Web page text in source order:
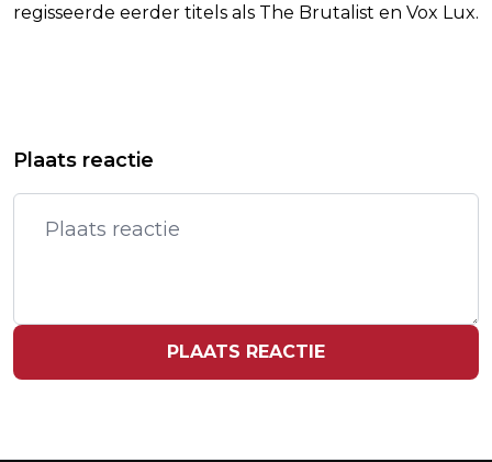
regisseerde eerder titels als The Brutalist en Vox Lux.
CATALONIË NA CHAOTISCHE RACE
ZERROUKI WIL NA VERHUUR AAN
TWENTE NIET MEER TERUG NAAR
FEYENOORD
Plaats reactie
PLAATS REACTIE